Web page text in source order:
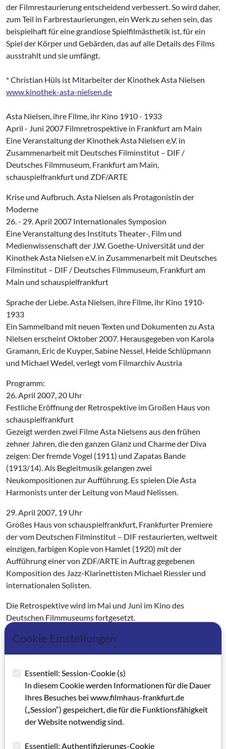
der Filmrestaurierung entscheidend verbessert. So wird daher,
zum Teil in Farbrestaurierungen, ein Werk zu sehen sein, das
beispielhaft für eine grandiose Spielfilmästhetik ist, für ein
Spiel der Körper und Gebärden, das auf alle Details des Films
ausstrahlt und sie umfängt.
* Christian Hüls ist Mitarbeiter der Kinothek Asta Nielsen
www.kinothek-asta-nielsen.de
Asta Nielsen, ihre Filme, ihr Kino 1910 - 1933
April - Juni 2007 Filmretrospektive in Frankfurt am Main
Eine Veranstaltung der Kinothek Asta Nielsen e.V. in
Zusammenarbeit mit Deutsches Filminstitut – DIF /
Deutsches Filmmuseum, Frankfurt am Main,
schauspielfrankfurt und ZDF/ARTE
Krise und Aufbruch. Asta Nielsen als Protagonistin der
Moderne
26. - 29. April 2007 Internationales Symposion
Eine Veranstaltung des Instituts Theater-, Film und
Medienwissenschaft der J.W. Goethe-Universität und der
Kinothek Asta Nielsen e.V. in Zusammenarbeit mit Deutsches
Filminstitut – DIF / Deutsches Filmmuseum, Frankfurt am
Main und schauspielfrankfurt
Sprache der Liebe. Asta Nielsen, ihre Filme, ihr Kino 1910-
1933
Ein Sammelband mit neuen Texten und Dokumenten zu Asta
Nielsen erscheint Oktober 2007. Herausgegeben von Karola
Gramann, Eric de Kuyper, Sabine Nessel, Heide Schlüpmann
und Michael Wedel, verlegt vom Filmarchiv Austria
Programm:
26. April 2007, 20 Uhr
Festliche Eröffnung der Retrospektive im Großen Haus von
schauspielfrankfurt
Gezeigt werden zwei Filme Asta Nielsens aus den frühen
zehner Jahren, die den ganzen Glanz und Charme der Diva
zeigen: Der fremde Vogel (1911) und Zapatas Bande
(1913/14). Als Begleitmusik gelangen zwei
Neukompositionen zur Aufführung. Es spielen Die Asta
Harmonists unter der Leitung von Maud Nelissen.
29. April 2007, 19 Uhr
Großes Haus von schauspielfrankfurt, Frankfurter Premiere
der vom Deutschen Filminstitut – DIF restaurierten, weltweit
einzigen, farbigen Kopie von Hamlet (1920) mit der
Aufführung einer von ZDF/ARTE in Auftrag gegebenen
Komposition des Jazz-Klarinettisten Michael Riessler und
internationalen Solisten.
Die Retrospektive wird im Mai und Juni im Kino des
Deutschen Filmmuseums fortgesetzt.
26. April 2007, 17 Uhr
(Frankfurt am Main) „Geschichte spielen. Die ungewöhnliche
Modernität der Asta Nielsen“
Veranstaltungsorte des Symposions: Kino des Deutschen
Filmmuseums (27., 28. und 29.4.) und schauspielfrankfurt Glas
Cookie Einstellungen
Essentiell: Session-Cookie (s)
In diesem Cookie werden Informationen für die Dauer
Ihres Besuches bei www.filmhaus-frankfurt.de
(„Session“) gespeichert, die für die Funktionsfähigkeit
der Website notwendig sind.
Essentiell: Authentifizierungs-Cookie